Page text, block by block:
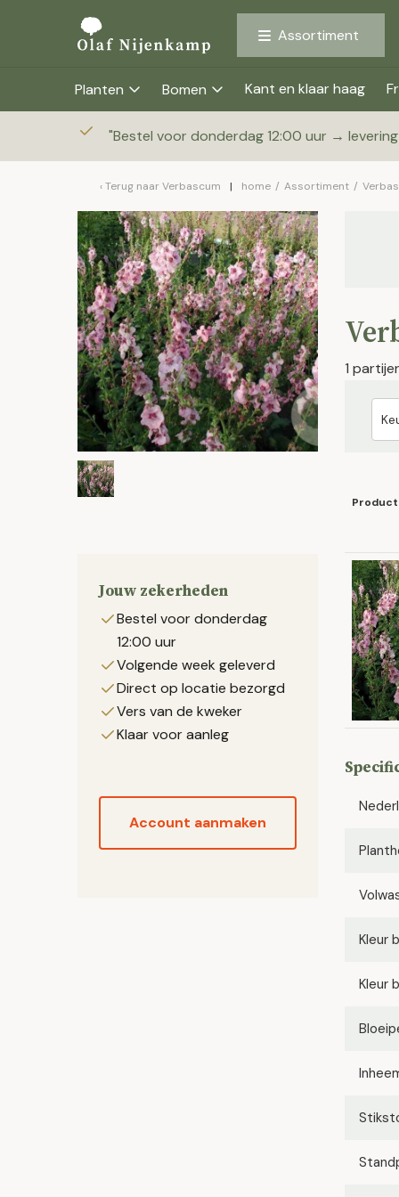
Assortiment
Planten Bomen Kant en klaar haag
"Bestel voor donderdag 12:00 uur →
Terug naar Verbascum home / Assortiment /
Jouw zekerheden
Bestel voor donderdag
12:00 uur
Volgende week geleverd
Direct op locatie bezorgd
Vers van de kweker
Klaar voor aanleg
Account aanmaken
1
Product
Kleur
Kleur